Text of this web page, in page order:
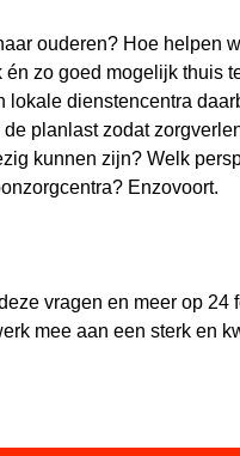
ouderen? Hoe helpen
én zo goed mogelijk thuis
lokale dienstencentra
planlast zodat
kunnen zijn? Welk
Enzovoort.
vragen en meer op 24
mee aan een sterk en